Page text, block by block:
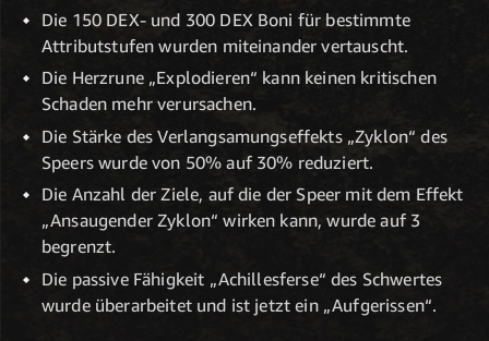
Die 150 DEX- und 300 DEX Boni für bestimmte
Attributstufen wurden miteinander vertauscht.
Die Herzrune „Explodieren“ kann keinen kritischen
Schaden mehr verursachen.
Die Stärke des Verlangsamungseffekts „Zyklon“ des
Speers wurde von 50% auf 30% reduziert.
Die Anzahl der Ziele, auf die der Speer mit dem Effekt
„Ansaugender Zyklon“ wirken kann, wurde auf 3
begrenzt.
Die passive Fähigkeit „Achillesferse“ des Schwertes
wurde überarbeitet und ist jetzt ein „Aufgerissen“.